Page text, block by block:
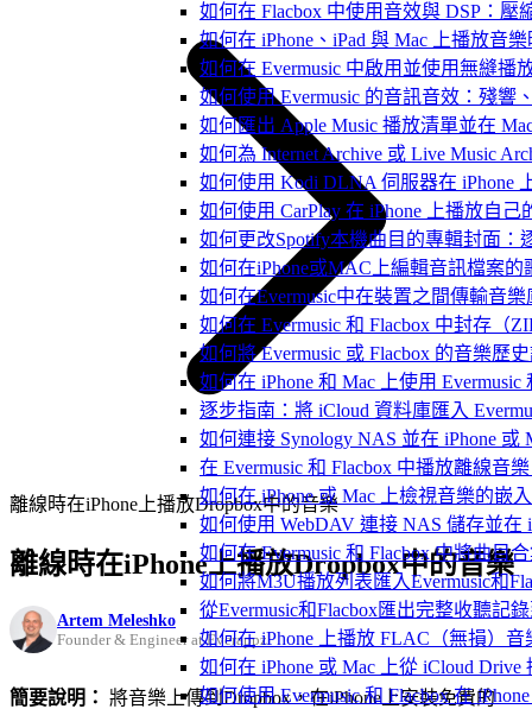
如何在 Flacbox 中使用音效與 DSP：壓
如何在 iPhone、iPad 與 Mac 上播放音
如何在 Evermusic 中啟用並使用無縫播
如何使用 Evermusic 的音訊音效：殘
如何匯出 Apple Music 播放清單並在
如何為 Internet Archive 或 Live Music
如何使用 Kodi DLNA 伺服器在 iPhone
如何使用 CarPlay 在 iPhone 上播放自己
如何更改Spotify本機曲目的專輯封面：
如何在iPhone或MAC上編輯音訊檔案的
如何在Evermusic中在裝置之間傳輸音
如何在 Evermusic 和 Flacbox 中封存（
如何將 Evermusic 或 Flacbox 的音樂歷
如何在 iPhone 和 Mac 上使用
逐步指南：將 iCloud 資料庫匯入
如何連接 Synology NAS 並在 iPhone 或
在 Evermusic 和 Flacbox 中播放離線音
如何在 iPhone 或 Mac 上檢視音樂的嵌
如何使用 WebDAV 連接 NAS 儲存並在
如何在 Evermusic 和 Flacbox 中將曲目
如何將M3U播放列表匯入Evermusic和
從Evermusic和Flacbox匯出完整收聽記
如何在 iPhone 上播放 FLAC（無損）音
如何在 iPhone 或 Mac 上從 iCloud Drive
如何使用 Evermusic 和 Flacbox 在
離線時在iPhone上播放Dropbox中的音樂
離線時在iPhone上播放Dropbox中的音樂
Artem Meleshko
Founder & Engineer at Everappz
簡要說明： 將音樂上傳到Dropbox，在iPhone上安裝免費的